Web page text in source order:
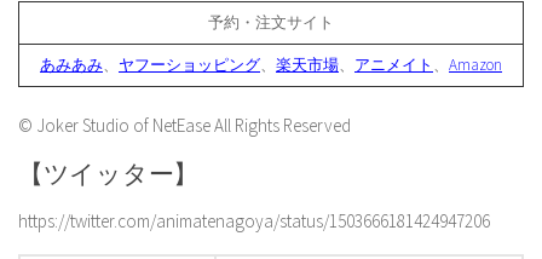
予約・注文サイト
あみあみ、 ヤフーショッピング、 楽天市場、 アニメイト 、 Amazon
© Joker Studio of NetEase All Rights Reserved
【ツイッター】
https://twitter.com/animatenagoya/status/1503666181424947206